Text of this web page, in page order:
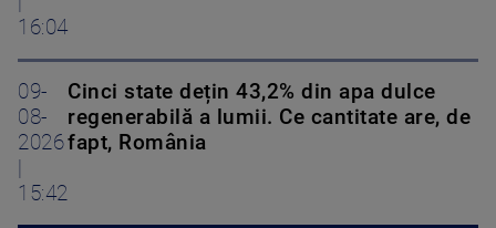
16:04
09-
08-
2026
15:42
Cinci state dețin 43,2% din apa dulce
regenerabilă a lumii. Ce cantitate are, de
fapt, România